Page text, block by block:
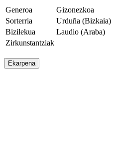
Generoa
Gizonezkoa
Sorterria
Urduña (Bizkaia)
Bizilekua
Laudio (Araba)
Zirkunstantziak